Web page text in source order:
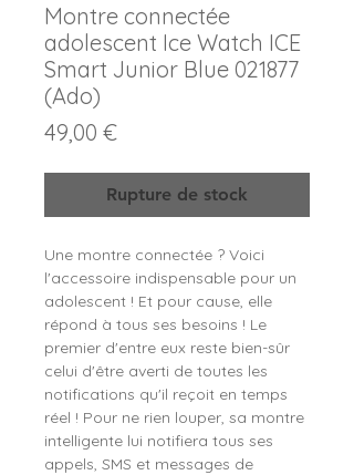
Montre connectée
adolescent Ice Watch ICE
Smart Junior Blue 021877
(Ado)
49,00 €Prix
Rupture de stock
Une montre connectée ? Voici
l'accessoire indispensable pour un
adolescent ! Et pour cause, elle
répond à tous ses besoins ! Le
premier d'entre eux reste bien-sûr
celui d'être averti de toutes les
notifications qu'il reçoit en temps
réel ! Pour ne rien louper, sa montre
intelligente lui notifiera tous ses
appels, SMS et messages de